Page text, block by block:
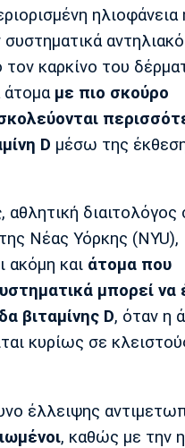
Πόρτο Μπενφίκα
ηλιοφάνεια
αντηλιακό
καρκίνο του
άτομα με πιο σκούρο
D μέσω της
, αθλητική διαιτολόγος
Νέας Υόρκης (NYU),
ακόμη και άτομα που
μπορεί να
βιταμίνης D, όταν η
κυρίως σε
έλλειψης
, καθώς με την